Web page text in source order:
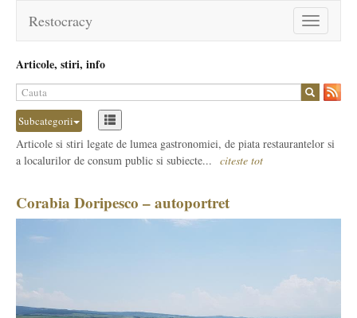
Toggle
navigation
Restocracy
Articole, stiri, info
Subcategorii
Articole si stiri legate de lumea gastronomiei, de piata restaurantelor si
a localurilor de consum public si subiecte... citeste tot
Corabia Doripesco – autoportret